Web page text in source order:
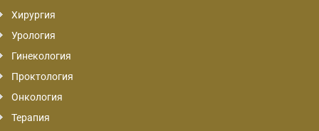
Хирургия
Урология
Гинекология
Проктология
Онкология
Терапия